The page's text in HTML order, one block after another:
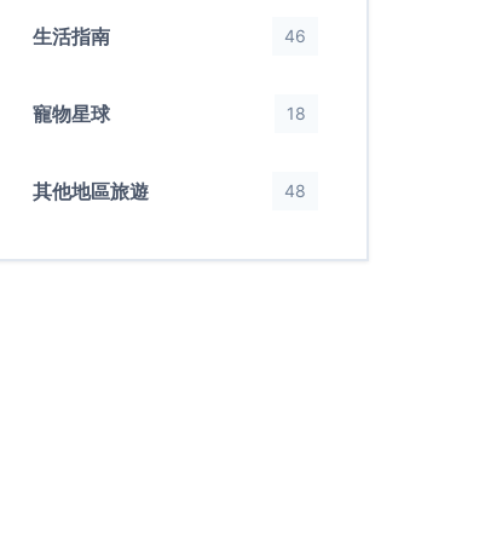
生活指南 46
寵物星球 18
其他地區旅遊 48